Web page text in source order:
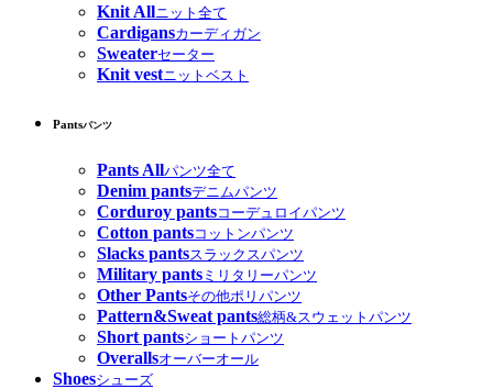
Knit Allニット全て
Cardigansカーディガン
Sweaterセーター
Knit vestニットベスト
Pantsパンツ
Pants Allパンツ全て
Denim pantsデニムパンツ
Corduroy pantsコーデュロイパンツ
Cotton pantsコットンパンツ
Slacks pantsスラックスパンツ
Military pants ミリタリーパンツ
Other Pantsその他ポリパンツ
Pattern&Sweat pants総柄&スウェットパンツ
Short pantsショートパンツ
Overallsオーバーオール
Shoesシューズ